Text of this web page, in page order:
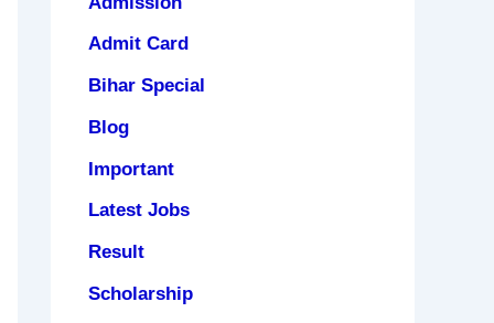
Admit Card
Bihar Special
Blog
Important
Latest Jobs
Result
Scholarship